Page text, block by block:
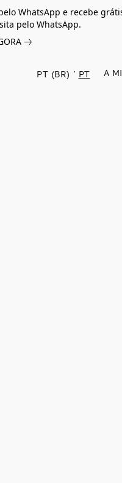
WhatsApp e recebe
pelo WhatsApp.
PT (BR) PT A